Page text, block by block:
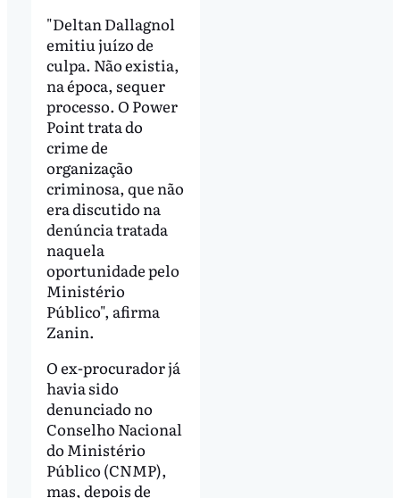
"Deltan Dallagnol
emitiu juízo de
culpa. Não existia,
na época, sequer
processo. O Power
Point trata do
crime de
organização
criminosa, que não
era discutido na
denúncia tratada
naquela
oportunidade pelo
Ministério
Público", afirma
Zanin.
O ex-procurador já
havia sido
denunciado no
Conselho Nacional
do Ministério
Público (CNMP),
mas, depois de